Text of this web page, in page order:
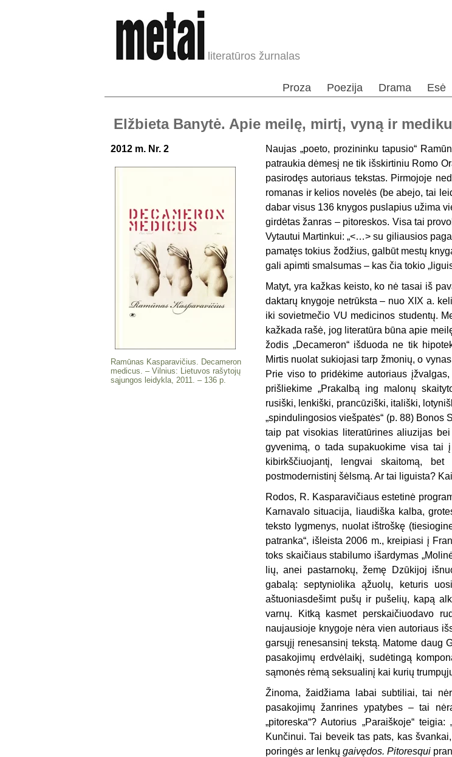
literatūros žurnalas
Proza Poezija Drama Esė
Elžbieta Banytė. Apie meilę, mirtį, vyną ir
2012 m. Nr. 2
Ramūnas Kasparavičius. Decameron
medicus. – Vilnius: Lietuvos rašytojų
sąjun­gos leidykla, 2011. – 136 p.
Naujas „poeto, prozininku tapusio“
patraukia dėmesį ne tik išskirtiniu Romo
pasirodęs autoriaus tekstas. Pirmojoje
romanas ir kelios novelės (be abejo, tai
dabar visus 136 knygos puslapius užima
girdėtas žanras – pitoreskos. Visa tai
Vytautui Mar­tinkui: „<…> su giliausios
pamatęs tokius žodžius, galbūt mestų
gali apimti smalsumas – kas čia tokio
Matyt, yra kažkas keisto, ko nė tasai iš
dak­tarų knygoje netrūksta – nuo XIX a.
iki soviet­mečio VU medicinos studentų.
kažkada rašė, jog literatūra būna apie
žodis „Decameron“ išduo­da ne tik
Mirtis nuolat sukiojasi tarp žmonių, o
Prie viso to pridėkime autoriaus
prišliekime „Prakalbą ing malonų
rusiški, lenkiški, prancūziški, itališki,
„spindulingosios viešpatės“ (p. 88)
taip pat visokias literatū­rines aliuzijas
gyvenimą, o tada supakuokime visa tai
kibirkščiuo­jantį, lengvai skaitomą,
postmodernistinį šėlsmą. Ar tai liguista?
Rodos, R. Kasparavičiaus estetinė
Kar­navalo situacija, liaudiška kalba,
teksto lygmenys, nuolat ištroškę
patranka“, išleista 2006 m., kreipiasi į
toks skaičiaus stabilumo išardymas
lių, anei pastarnokų, žemę Dzūkijoj
gabalą: septyniolika ąžuolų, keturis
aštuoniasdešimt pušų ir pušelių, kapą
varnų. Kitką kasmet perskaičiuodavo
naujausioje knygoje nėra vien autoriaus
garsųjį renesansinį tekstą. Ma­tome daug
pasakojimų erdvėlaikį, sudėtingą
sąmonės rėmą seksualinį kai kurių
Žinoma, žaidžiama labai subtiliai, tai
pasako­jimų žanrines ypatybes – tai
„pitoreska“? Autorius „Paraiškoje“
Kunčinui. Tai beveik tas pats, kas
poringės ar lenkų gaivędos. Pitoresqui